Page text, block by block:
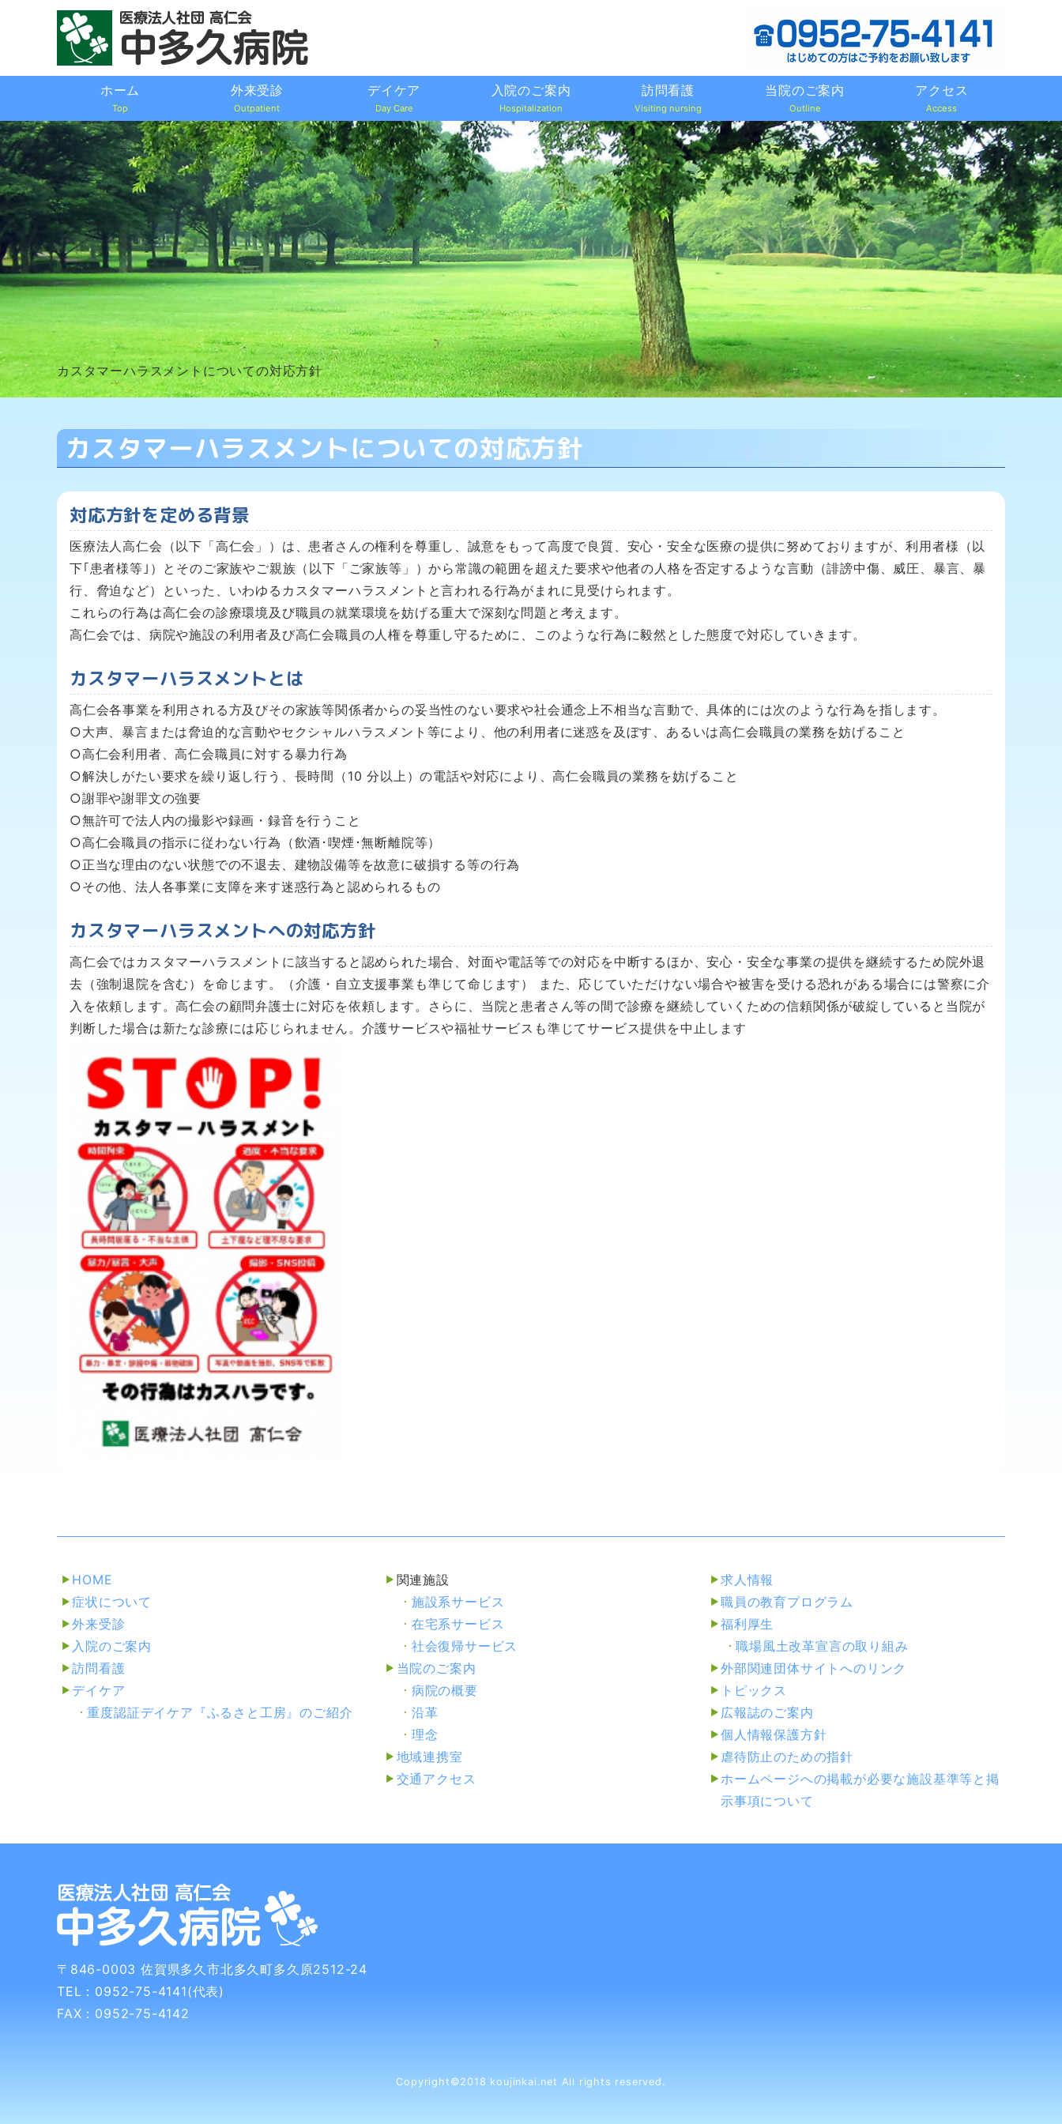
ホーム
Top
外来受診
Outpatient
デイケア
Day Care
入院のご案内
Hospitalization
訪問看護
Visiting nursing
当院のご案内
Outline
アクセス
Access
カスタマーハラスメントについての対応方針
カスタマーハラスメントについての対応方針
対応方針を定める背景
医療法人高仁会（以下「高仁会」）は、患者さんの権利を尊重し、誠意をもって高度で良質、安心・安全な医療の提供に努めておりますが、利用者様（以
下｢患者様等｣）とそのご家族やご親族（以下「ご家族等」）から常識の範囲を超えた要求や他者の人格を否定するような言動（誹謗中傷、威圧、暴言、暴
行、脅迫など）といった、いわゆるカスタマーハラスメントと言われる行為がまれに見受けられます。
これらの行為は高仁会の診療環境及び職員の就業環境を妨げる重大で深刻な問題と考えます。
高仁会では、病院や施設の利用者及び高仁会職員の人権を尊重し守るために、このような行為に毅然とした態度で対応していきます。
カスタマーハラスメントとは
高仁会各事業を利用される方及びその家族等関係者からの妥当性のない要求や社会通念上不相当な言動で、具体的には次のような行為を指します。
○大声、暴言または脅迫的な言動やセクシャルハラスメント等により、他の利用者に迷惑を及ぼす、あるいは高仁会職員の業務を妨げること
○高仁会利用者、高仁会職員に対する暴力行為
○解決しがたい要求を繰り返し行う、長時間（10 分以上）の電話や対応により、高仁会職員の業務を妨げること
○謝罪や謝罪文の強要
○無許可で法人内の撮影や録画・録音を行うこと
○高仁会職員の指示に従わない行為（飲酒･喫煙･無断離院等）
○正当な理由のない状態での不退去、建物設備等を故意に破損する等の行為
○その他、法人各事業に支障を来す迷惑行為と認められるもの
カスタマーハラスメントへの対応方針
高仁会ではカスタマーハラスメントに該当すると認められた場合、対面や電話等での対応を中断するほか、安心・安全な事業の提供を継続するため院外退
去（強制退院を含む）を命じます。（介護・自立支援事業も準じて命じます） また、応じていただけない場合や被害を受ける恐れがある場合には警察に介
入を依頼します。高仁会の顧問弁護士に対応を依頼します。さらに、当院と患者さん等の間で診療を継続していくための信頼関係が破綻していると当院が
判断した場合は新たな診療には応じられません。介護サービスや福祉サービスも準じてサービス提供を中止します
HOME
症状について
外来受診
入院のご案内
訪問看護
デイケア
重度認証デイケア『ふるさと工房』のご紹介
関連施設
施設系サービス
在宅系サービス
社会復帰サービス
当院のご案内
病院の概要
沿革
理念
地域連携室
交通アクセス
求人情報
職員の教育プログラム
福利厚生
職場風土改革宣言の取り組み
外部関連団体サイトへのリンク
トピックス
広報誌のご案内
個人情報保護方針
虐待防止のための指針
ホームページへの掲載が必要な施設基準等と掲
示事項について
〒846-0003 佐賀県多久市北多久町多久原2512-24
TEL：0952-75-4141(代表)
FAX：0952-75-4142
Copyright©2018 koujinkai.net All rights reserved.